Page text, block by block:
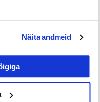
Näita andmeid